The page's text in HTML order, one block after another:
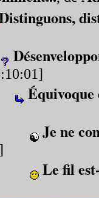
Équivoque
Je ne
Le fil